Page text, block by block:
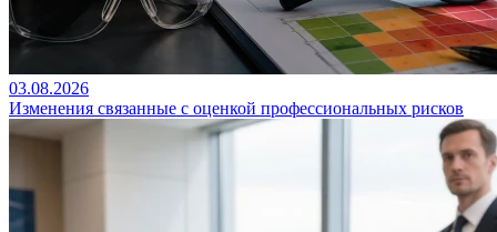
03.08.2026
Изменения связанные с оценкой профессиональных рисков